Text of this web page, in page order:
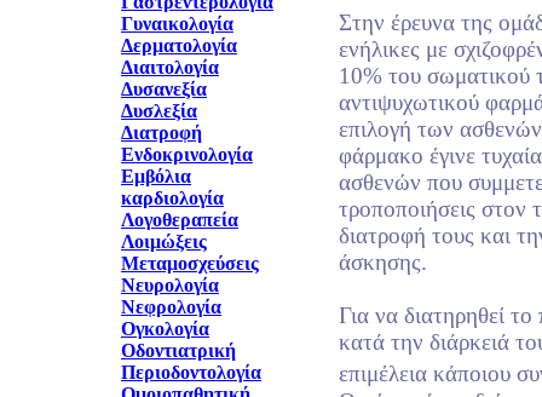
Γυναικολογία
Δερματολογία
Διαιτολογία
Δυσανεξία
Δυσλεξία
Διατροφή
Ενδοκρινολογία
Εμβόλια
καρδιολογία
Λογοθεραπεία
Λοιμώξεις
Μεταμοσχεύσεις
Νευρολογία
Νεφρολογία
Ογκολογία
Οδοντιατρική
Περιοδοντολογία
Στην έρευνα της
ενήλικες με
10% του σωματικού
αντιψυχωτικού
επιλογή των
φάρμακο έγινε
ασθενών που
τροποποιήσεις
διατροφή τους και
άσκησης.
Για να διατηρηθεί
κατά την διάρκειά
επιμέλεια κάποιου